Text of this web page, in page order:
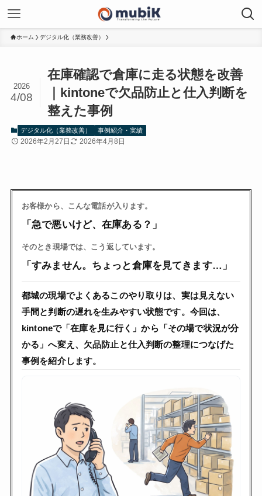
ホーム デジタル化（業務改善）
在庫確認で倉庫に走る状態を改善
｜kintoneで欠品防止と仕入判断を
整えた事例
2026
4/08
デジタル化（業務改善） 事例紹介・実績
2026年2月27日 2026年4月8日
お客様から、こんな電話が入ります。
「急で悪いけど、在庫ある？」
そのとき現場では、こう返しています。
「すみません。ちょっと倉庫を見てきます…」
都城の現場でよくあるこのやり取りは、実は見えない
手間と判断の遅れを生みやすい状態です。今回は、
kintoneで「在庫を見に行く」から「その場で状況が分
かる」へ変え、欠品防止と仕入判断の整理につなげた
事例を紹介します。